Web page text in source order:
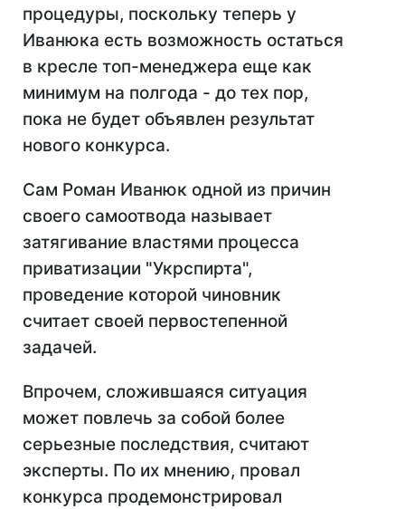
процедуры, поскольку теперь у
Иванюка есть возможность остаться
в кресле топ-менеджера еще как
минимум на полгода - до тех пор,
пока не будет объявлен результат
нового конкурса.
Сам Роман Иванюк одной из причин
своего самоотвода называет
затягивание властями процесса
приватизации "Укрспирта",
проведение которой чиновник
считает своей первостепенной
задачей.
Впрочем, сложившаяся ситуация
может повлечь за собой более
серьезные последствия, считают
эксперты. По их мнению, провал
конкурса продемонстрировал